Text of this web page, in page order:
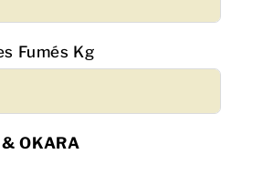
Fumés Kg
OKARA